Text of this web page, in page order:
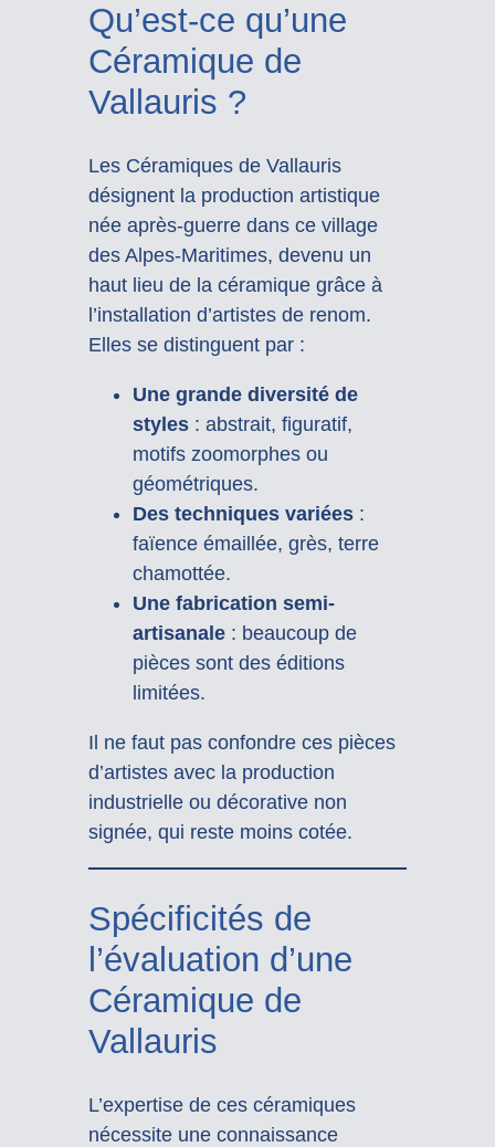
Qu’est-ce qu’une
Céramique de
Vallauris ?
Les Céramiques de Vallauris
désignent la production artistique
née après-guerre dans ce village
des Alpes-Maritimes, devenu un
haut lieu de la céramique grâce à
l’installation d’artistes de renom.
Elles se distinguent par :
Une grande diversité de
styles: abstrait, figuratif,
motifs zoomorphes ou
géométriques.
Des techniques variées:
faïence émaillée, grès, terre
chamottée.
Une fabrication semi-
artisanale: beaucoup de
pièces sont des éditions
limitées.
Il ne faut pas confondre ces pièces
d’artistes avec la production
industrielle ou décorative non
signée, qui reste moins cotée.
Spécificités de
l’évaluation d’une
Céramique de
Vallauris
L’expertise de ces céramiques
nécessite une connaissance